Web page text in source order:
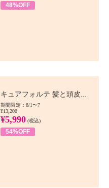
48%OFF
キュアフォルテ 髪と頭皮...
期間限定：8/1〜7
¥13,200
¥5,990 (税込)
54%OFF